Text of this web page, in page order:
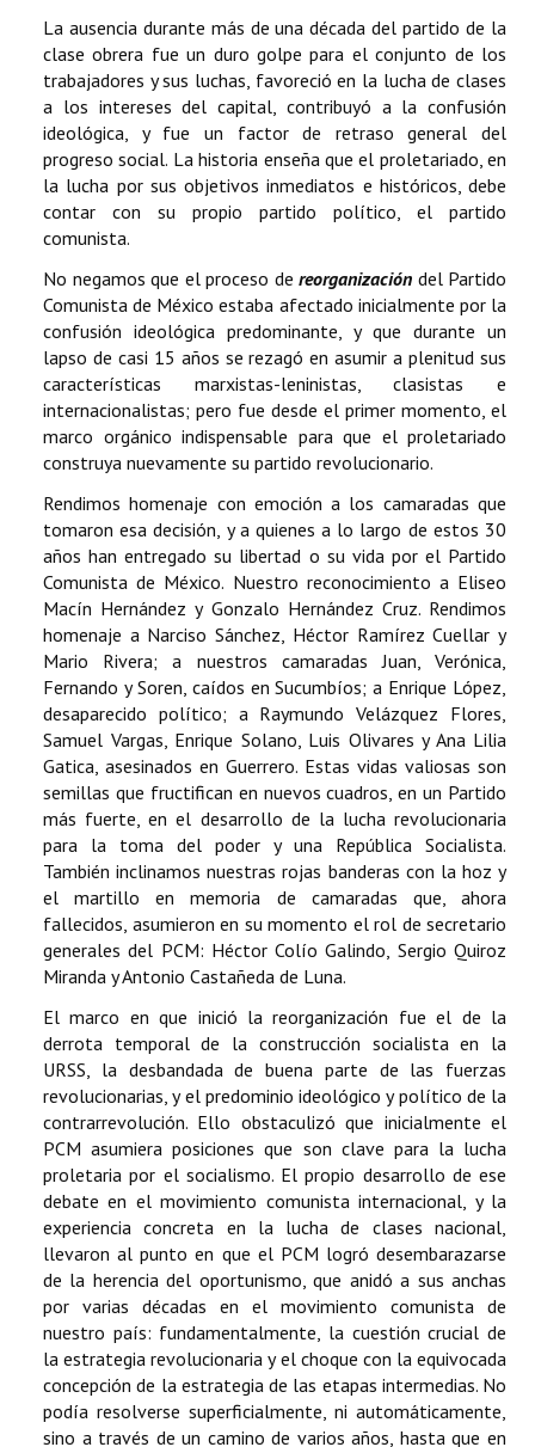
La ausencia durante más de una década del partido de la
clase obrera fue un duro golpe para el conjunto de los
trabajadores y sus luchas, favoreció en la lucha de clases
a los intereses del capital, contribuyó a la confusión
ideológica, y fue un factor de retraso general del
progreso social. La historia enseña que el proletariado, en
la lucha por sus objetivos inmediatos e históricos, debe
contar con su propio partido político, el partido
comunista.
No negamos que el proceso de reorganización del Partido
Comunista de México estaba afectado inicialmente por la
confusión ideológica predominante, y que durante un
lapso de casi 15 años se rezagó en asumir a plenitud sus
características marxistas-leninistas, clasistas e
internacionalistas; pero fue desde el primer momento, el
marco orgánico indispensable para que el proletariado
construya nuevamente su partido revolucionario.
Rendimos homenaje con emoción a los camaradas que
tomaron esa decisión, y a quienes a lo largo de estos 30
años han entregado su libertad o su vida por el Partido
Comunista de México. Nuestro reconocimiento a Eliseo
Macín Hernández y Gonzalo Hernández Cruz. Rendimos
homenaje a Narciso Sánchez, Héctor Ramírez Cuellar y
Mario Rivera; a nuestros camaradas Juan, Verónica,
Fernando y Soren, caídos en Sucumbíos; a Enrique López,
desaparecido político; a Raymundo Velázquez Flores,
Samuel Vargas, Enrique Solano, Luis Olivares y Ana Lilia
Gatica, asesinados en Guerrero. Estas vidas valiosas son
semillas que fructifican en nuevos cuadros, en un Partido
más fuerte, en el desarrollo de la lucha revolucionaria
para la toma del poder y una República Socialista.
También inclinamos nuestras rojas banderas con la hoz y
el martillo en memoria de camaradas que, ahora
fallecidos, asumieron en su momento el rol de secretario
generales del PCM: Héctor Colío Galindo, Sergio Quiroz
Miranda y Antonio Castañeda de Luna.
El marco en que inició la reorganización fue el de la
derrota temporal de la construcción socialista en la
URSS, la desbandada de buena parte de las fuerzas
revolucionarias, y el predominio ideológico y político de la
contrarrevolución. Ello obstaculizó que inicialmente el
PCM asumiera posiciones que son clave para la lucha
proletaria por el socialismo. El propio desarrollo de ese
debate en el movimiento comunista internacional, y la
experiencia concreta en la lucha de clases nacional,
llevaron al punto en que el PCM logró desembarazarse
de la herencia del oportunismo, que anidó a sus anchas
por varias décadas en el movimiento comunista de
nuestro país: fundamentalmente, la cuestión crucial de
la estrategia revolucionaria y el choque con la equivocada
concepción de la estrategia de las etapas intermedias. No
podía resolverse superficialmente, ni automáticamente,
sino a través de un camino de varios años, hasta que en